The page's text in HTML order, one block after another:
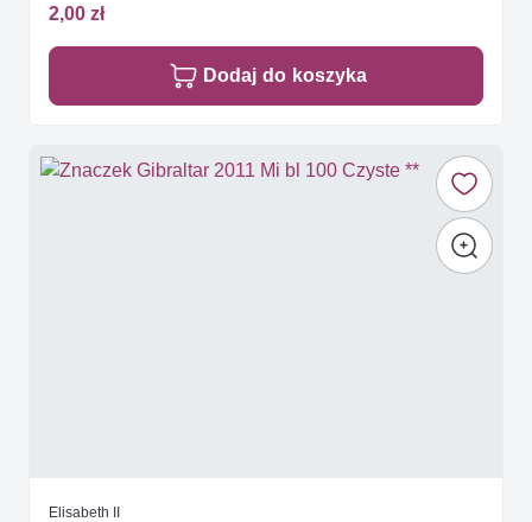
2,00 zł
Dodaj do koszyka
Elisabeth II